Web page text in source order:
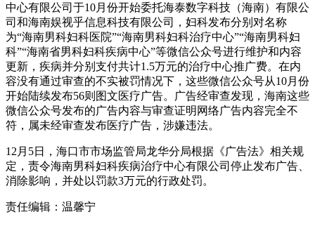
中心有限公司于10月份开始委托海泰数字科技（海南）有限公
司和海南娱视乎信息科技有限公司，妇科发布分别对名称
为“海南男科妇科医院”“海南男科妇科治疗中心”“海南男科妇
科”“海南省男科妇科疾病中心”等微信公众号进行维护和内容
更新，疾病并分别支付共计1.5万元的治疗中心推广费。在内
容没有通过审查的不实被罚情况下，这些微信公众号从10月份
开始陆续发布56则图文医疗广告。广告经审查发现，海南这些
微信公众号发布的广告内容与审查证明网络广告内容完全不
符，属未经审查发布医疗广告，涉嫌违法。
12月5日，海口市市场监管局龙华分局根据《广告法》相关规
定，责令海南男科妇科疾病治疗中心有限公司停止发布广告、
消除影响，并处以罚款3万元的行政处罚。
责任编辑：温馨宁